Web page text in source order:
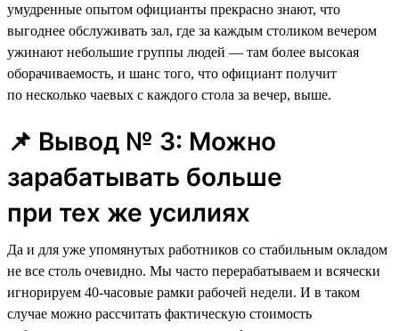
умудренные опытом официанты прекрасно знают, что
выгоднее обслуживать зал, где за каждым столиком вечером
ужинают небольшие группы людей — там более высокая
оборачиваемость, и шанс того, что официант получит
по несколько чаевых с каждого стола за вечер, выше.
📌 Вывод № 3: Можно
зарабатывать больше
при тех же усилиях
Да и для уже упомянутых работников со стабильным окладом
не все столь очевидно. Мы часто перерабатываем и всячески
игнорируем 40-часовые рамки рабочей недели. И в таком
случае можно рассчитать фактическую стоимость